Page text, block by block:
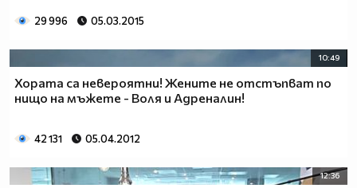
29 996 05.03.2015
10:49
Хората са невероятни! Жените не отстъпват по
нищо на мъжете - Воля и Адреналин!
42 131 05.04.2012
12:36